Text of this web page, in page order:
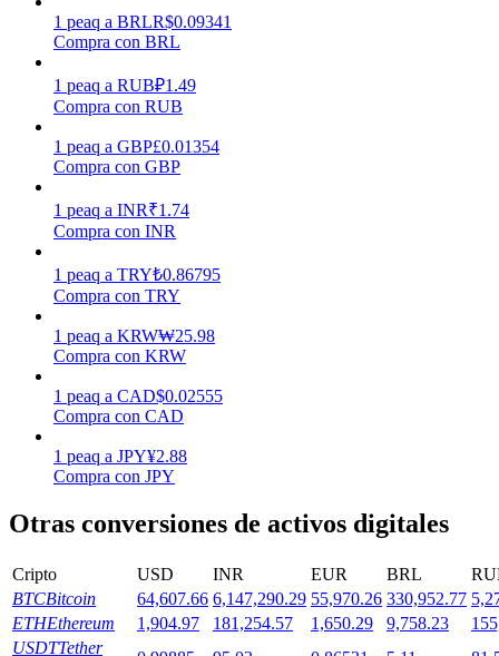
Staking
Launchpool
Participación flexible para ganar tokens populares
1 peaq a BRLR$0.09341
Compra con BRL
1 peaq a RUB₽1.49
Compra con RUB
1 peaq a GBP£0.01354
Compra con GBP
1 peaq a INR₹1.74
Compra con INR
1 peaq a TRY₺0.86795
Compra con TRY
1 peaq a KRW₩25.98
Compra con KRW
1 peaq a CAD$0.02555
Compra con CAD
1 peaq a JPY¥2.88
Compra con JPY
Otras conversiones de activos digitales
Cripto USD INR EUR BRL
BTCBitcoin 64,607.66 6,147,290.29 55,970.26 330,952.77
ETHEthereum 1,904.97 181,254.57 1,650.29 9,758.23
USDTTether